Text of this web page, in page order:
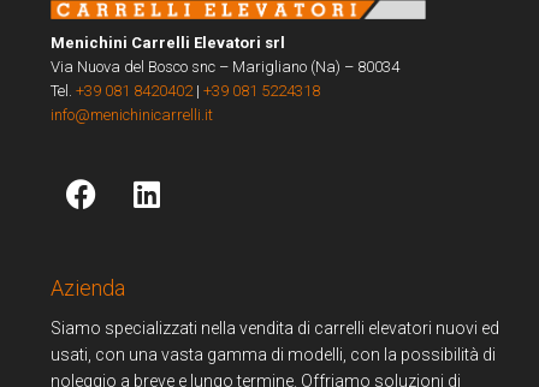
Menichini Carrelli Elevatori srl
Via Nuova del Bosco snc – Marigliano (Na) – 80034
Tel.+39 081 8420402|+39 081 5224318
info@menichinicarrelli.it
Azienda
Siamo specializzati nella vendita di carrelli elevatori nuovi ed
usati, con una vasta gamma di modelli, con la possibilità di
noleggio a breve e lungo termine. Offriamo soluzioni di